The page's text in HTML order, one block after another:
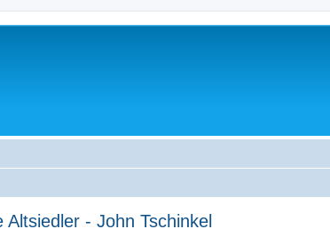
- John Tschinkel